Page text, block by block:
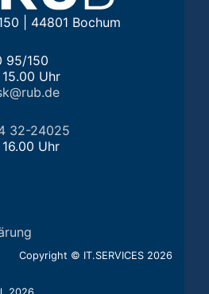
| 44801 Bochum
95/150
Uhr
32-24025
Uhr
Copyright © IT.SERVICES 2026